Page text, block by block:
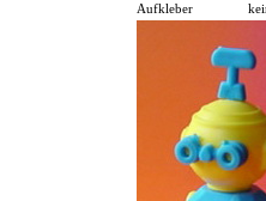
Aufkleber